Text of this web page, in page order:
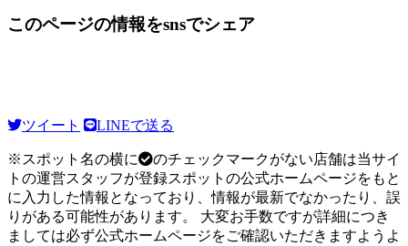
このページの情報をsnsでシェア
ツイート LINEで送る
※スポット名の横に
のチェックマークがない店舗は当サイ
トの運営スタッフが登録スポットの公式ホームページをもと
に入力した情報となっており、情報が最新でなかったり、誤
りがある可能性があります。 大変お手数ですが詳細につき
ましては必ず公式ホームページをご確認いただきますようよ